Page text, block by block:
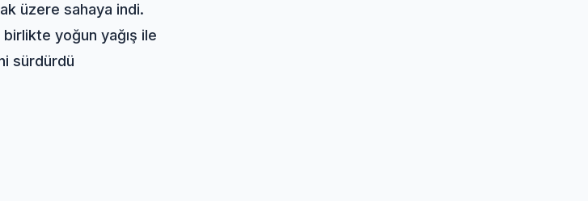
üzere sahaya indi.
yoğun yağış ile
sürdürdü